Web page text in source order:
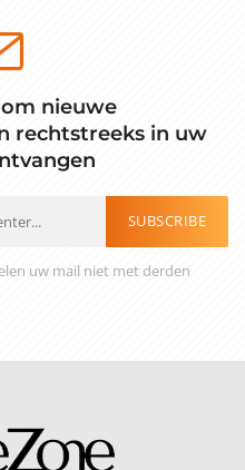
nieuwe
rechtstreeks in uw
SUBSCRIBE
uw mail niet met derden